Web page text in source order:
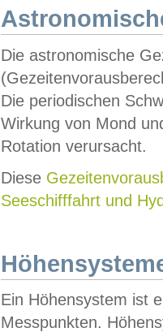
Die astronomische
Die periodischen
Wirkung von Mond
Rotation verursacht.
Diese
Seeschifffahrt und
Ein Höhensystem ist
Messpunkten.